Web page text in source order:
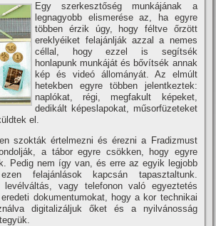
Egy szerkesztőség munkájának a
legnagyobb elismerése az, ha egyre
többen érzik úgy, hogy féltve őrzött
ereklyéiket felajánlják azzal a nemes
céllal, hogy ezzel is segí­tsék
honlapunk munkáját és bőví­tsék annak
kép és videó állományát. Az elmúlt
hetekben egyre többen jelentkeztek:
naplókat, régi, megfakult képeket,
dedikált képeslapokat, műsorfüzeteket
el.
szokták értelmezni és érezni a Fradizmust
a tábor egyre csökken, hogy egyre
Pedig nem í­gy van, és erre az egyik legjobb
felajánlások kapcsán tapasztaltunk.
levélváltás, vagy telefonon való egyeztetés
dokumentumokat, hogy a kor technikai
digitalizáljuk őket és a nyilvánosság